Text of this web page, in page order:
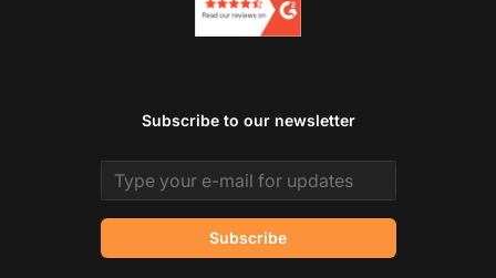
Subscribe to our newsletter
Email address
Subscribe